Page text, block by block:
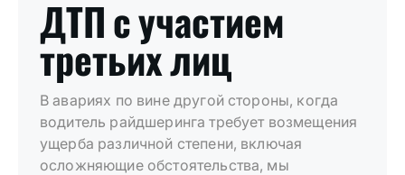
ДТП с участием
третьих лиц
В авариях по вине другой стороны, когда
водитель райдшеринга требует возмещения
ущерба различной степени, включая
осложняющие обстоятельства, мы